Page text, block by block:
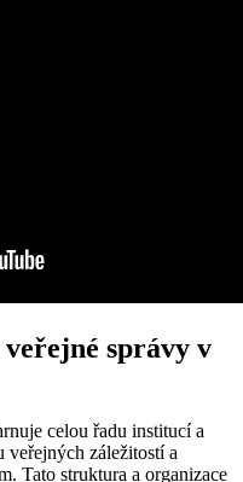
správy v
celou řadu institucí a
veřejných záležitostí a
Tato struktura a organizace